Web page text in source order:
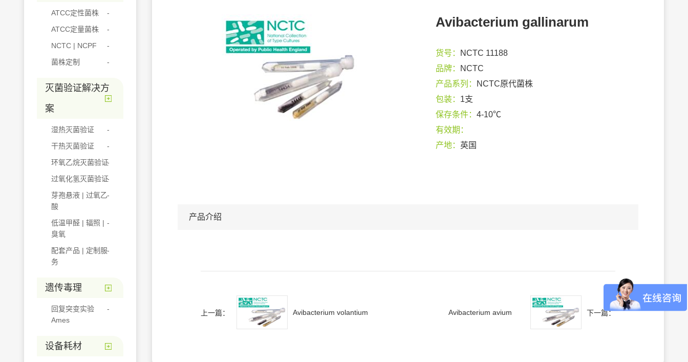
ATCC定性菌株
ATCC定量菌株
NCTC | NCPF
菌株定制
灭菌验证解决方
案
湿热灭菌验证
干热灭菌验证
环氧乙烷灭菌验证
过氧化氢灭菌验证
芽孢悬液 | 过氧乙
酸
低温甲醛 | 辐照 |
臭氧
配套产品 | 定制服
务
遗传毒理
回复突变实验
Ames
设备耗材
Avibacterium gallinarum
货号：
NCTC 11188
品牌：
NCTC
产品系列：
NCTC原代菌株
包装： 1支
保存条件： 4-10℃
有效期：
产地： 英国
产品介绍
上一篇： Avibacterium volantium Avibacterium avium 下一篇：